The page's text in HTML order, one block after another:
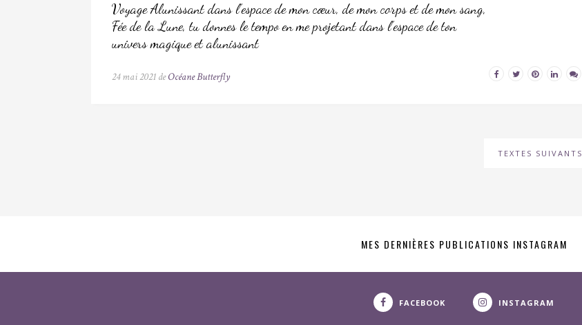
Voyage Alunissant dans l’espace de mon cœur, de mon corps et de mon sang,
Fée de la Lune, tu donnes le tempo en me projetant dans l’espace de ton
univers magique et alunissant
24 mai 2021 deOcéane Butterfly
TEXTES SUIVANTS
MES DERNIÈRES PUBLICATIONS INSTAGRAM
FACEBOOK INSTAGRAM